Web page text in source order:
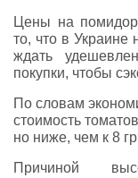
Цены на
то, что в Украине
ждать
покупки, чтобы
По словам
стоимость
но ниже, чем к 8
Причиной